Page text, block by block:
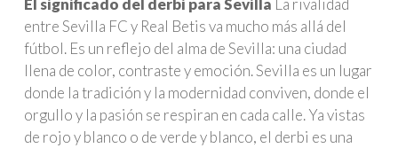
entre Sevilla FC y Real Betis va mucho más allá del
fútbol. Es un reflejo del alma de Sevilla: una ciudad
llena de color, contraste y emoción. Sevilla es un lugar
donde la tradición y la modernidad conviven, donde el
orgullo y la pasión se respiran en cada calle. Ya vistas
de rojo y blanco o de verde y blanco, el derbi es una